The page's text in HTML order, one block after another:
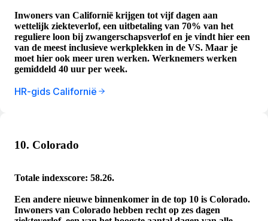
Inwoners van Californië krijgen tot vijf dagen aan
wettelijk ziekteverlof, een uitbetaling van 70% van het
reguliere loon bij zwangerschapsverlof en je vindt hier een
van de meest inclusieve werkplekken in de VS. Maar je
moet hier ook meer uren werken. Werknemers werken
gemiddeld 40 uur per week.
HR-gids Californië
10. Colorado
Totale indexscore: 58.26.
Een andere nieuwe binnenkomer in de top 10 is Colorado.
Inwoners van Colorado hebben recht op zes dagen